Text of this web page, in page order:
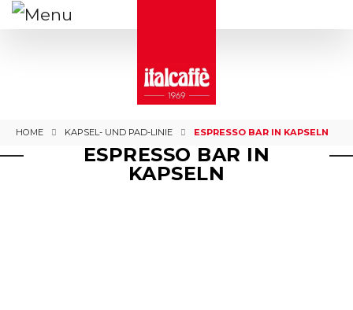
HOME KAPSEL- UND PAD-LINIE ESPRESSO BAR IN KAPSELN
ESPRESSO BAR IN
KAPSELN